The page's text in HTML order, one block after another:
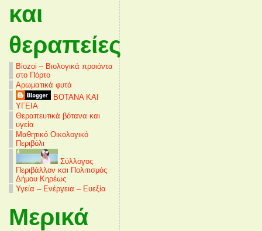
και
θεραπείες
Biozoi – Βιολογικά προιόντα
στο Πόρτο
Αρωματικά φυτά
ΒΟΤΑΝΑ ΚΑΙ
ΥΓΕΙΑ
Θεραπευτικά βότανα και
υγεία
Μαθητικό Οικολογικό
Περιβόλι
Σύλλογος
Περιβάλλον και Πολιτισμός
Δήμου Κηρέως
Υγεία – Ενέργεια – Ευεξία
Μερικά